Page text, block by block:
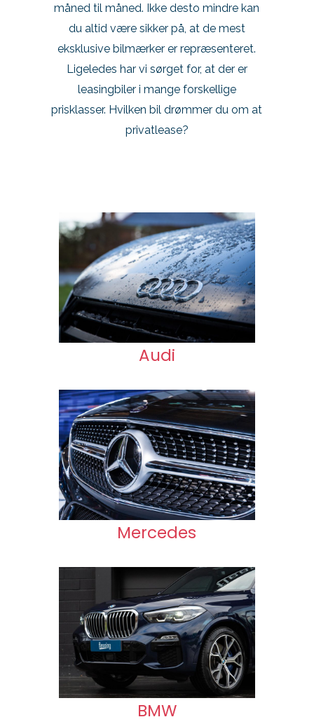
måned til måned. Ikke desto mindre kan
du altid være sikker på, at de mest
eksklusive bilmærker er repræsenteret.
Ligeledes har vi sørget for, at der er
leasingbiler i mange forskellige
prisklasser. Hvilken bil drømmer du om at
privatlease?
Audi
Mercedes
BMW